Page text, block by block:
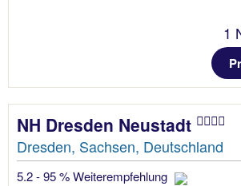
1
NH Dresden Neustadt
Dresden, Sachsen, Deutschland
5.2 - 95 % Weiterempfehlung